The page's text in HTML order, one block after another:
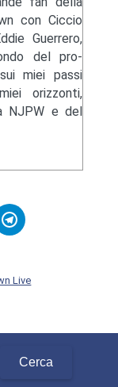
con Ciccio
Guerrero,
del pro-
miei passi
orizzonti,
NJPW e del
Live